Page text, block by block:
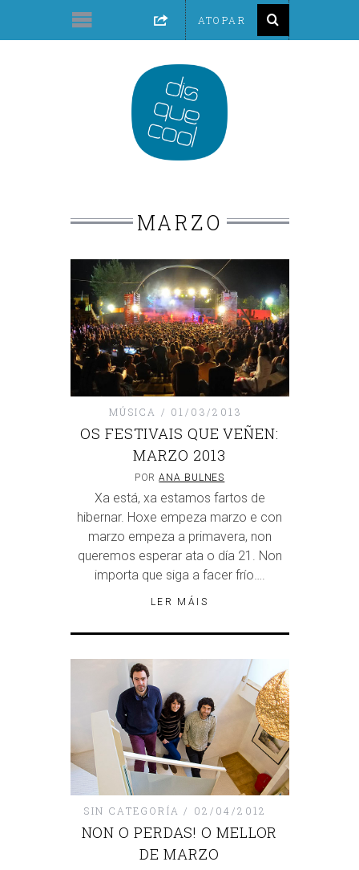
MARZO
MÚSICA 01/03/2013
OS FESTIVAIS QUE VEÑEN:
MARZO 2013
PORANA BULNES
Xa está, xa estamos fartos de
hibernar. Hoxe empeza marzo e con
marzo empeza a primavera, non
queremos esperar ata o día 21. Non
importa que siga a facer frío….
LER MÁIS
SIN CATEGORÍA 02/04/2012
NON O PERDAS! O MELLOR
DE MARZO